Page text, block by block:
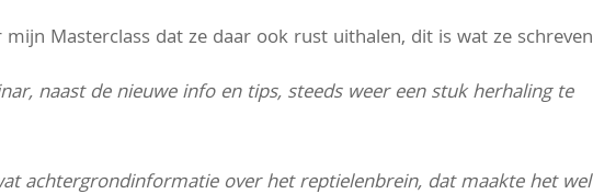
Masterclass dat ze daar ook rust uithalen, dit is wat ze
naast de nieuwe info en tips, steeds weer een stuk herhaling te
achtergrondinformatie over het reptielenbrein, dat maakte het wel